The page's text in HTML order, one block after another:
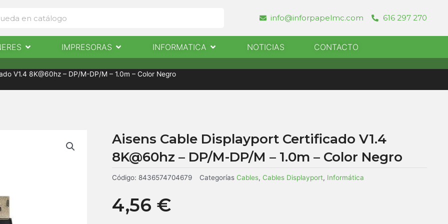
info@inforpapelmc.com 616 297 270
INFORMÁTICA NOTICIAS CONTACTO
Abrir EscaneresIMPRESORAS Abrir ImpresorasINFORMATICA Abrir InformaticaNOTICIAS CONTACTO
V1.4 8K@60hz – DP/M-DP/M – 1.0m – Color Negro
Aisens Cable Displayport Certificado V1.4
8K@60hz – DP/M-DP/M – 1.0m – Color Negro
Código: 8436574704679 Categorías Cables, Cables Displayport, Informática
4,56 €